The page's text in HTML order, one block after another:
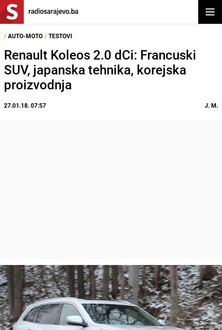
/ AUTO-MOTO / TESTOVI
Renault Koleos 2.0 dCi: Francuski
SUV, japanska tehnika, korejska
proizvodnja
27.01.18. 07:57 J. M.